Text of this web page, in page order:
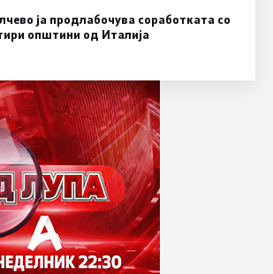
ја продлабочува соработката со
општини од Италија